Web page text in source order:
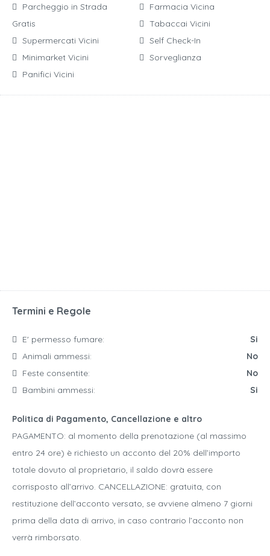
Parcheggio in Strada
Gratis
Supermercati Vicini
Minimarket Vicini
Panifici Vicini
Farmacia Vicina
Tabaccai Vicini
Self Check-In
Sorveglianza
Termini e Regole
E' permesso fumare:
Si
Animali ammessi:
No
Feste consentite:
No
Bambini ammessi:
Si
Politica di Pagamento, Cancellazione e altro
PAGAMENTO: al momento della prenotazione (al massimo
entro 24 ore) è richiesto un acconto del 20% dell’importo
totale dovuto al proprietario, il saldo dovrà essere
corrisposto all’arrivo. CANCELLAZIONE: gratuita, con
restituzione dell’acconto versato, se avviene almeno 7 giorni
prima della data di arrivo, in caso contrario l’acconto non
verrà rimborsato.